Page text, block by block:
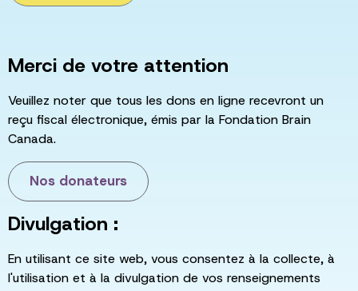
Merci de votre attention
Veuillez noter que tous les dons en ligne recevront un
reçu fiscal électronique, émis par la Fondation Brain
Canada.
Nos donateurs
Divulgation :
En utilisant ce site web, vous consentez à la collecte, à
l'utilisation et à la divulgation de vos renseignements